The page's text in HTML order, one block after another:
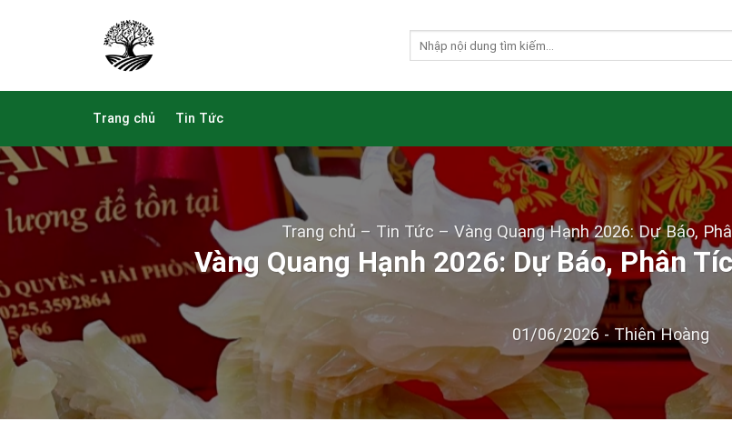
Trang chủ Tin Tức
Trang chủ– Tin Tức – Vàng Quang Hạnh 2026: Dự Báo,
Vàng Quang Hạnh 2026: Dự Báo, Phân
01/06/2026 - Thiên Hoàng